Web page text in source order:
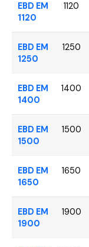
EBD EM
1120
1120
EBD EM
1250
1250
EBD EM
1400
1400
EBD EM
1500
1500
EBD EM
1650
1650
EBD EM
1900
1900